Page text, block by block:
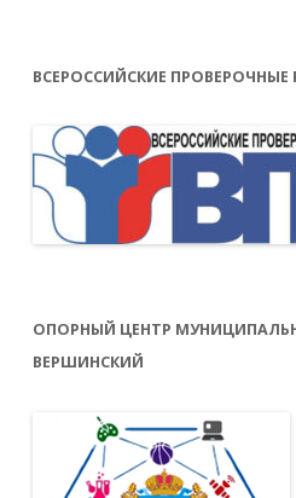
ВСЕРОССИЙСКИЕ ПРОВЕРОЧНЫЕ
ОПОРНЫЙ ЦЕНТР
ВЕРШИНСКИЙ